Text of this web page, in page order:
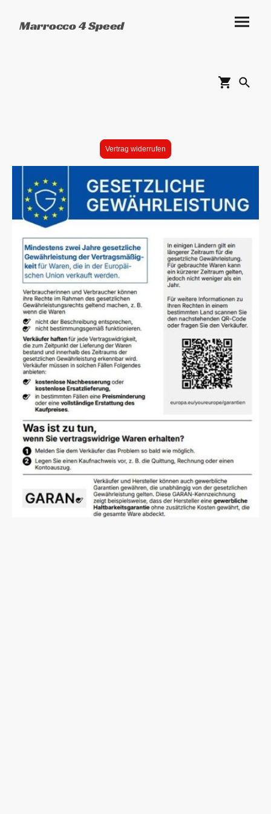
Marrocco 4 Speed
Vertrag widerrufen